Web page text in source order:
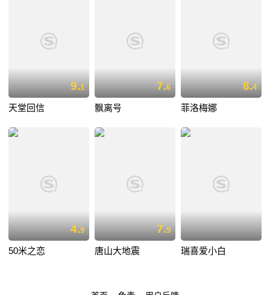
9.1
天堂回信
7.6
飘离号
8.4
菲洛梅娜
4.9
50米之恋
7.9
唐山大地震 瑞喜爱小白